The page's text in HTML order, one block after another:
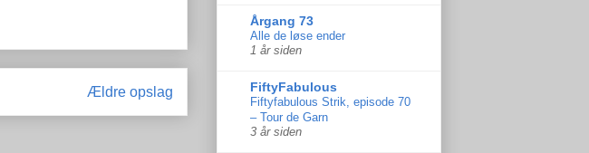
Ældre opslag
Årgang 73
Alle de løse ender
1 år siden
FiftyFabulous
Fiftyfabulous Strik, episode 70
– Tour de Garn
3 år siden